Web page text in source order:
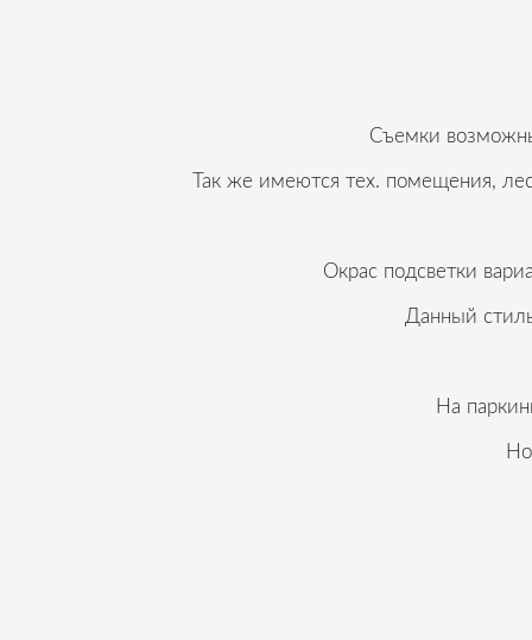
Съемки
Так же имеются тех. помещения,
Окрас подсветки
Данный
На